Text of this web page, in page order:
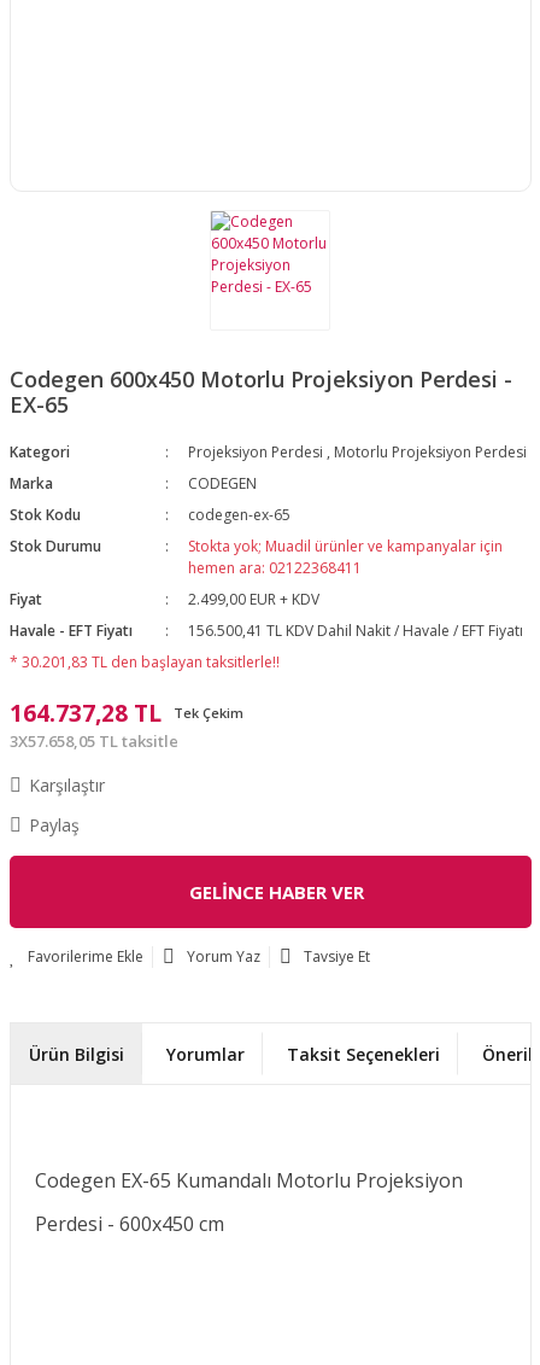
Codegen 600x450 Motorlu Projeksiyon Perdesi -
EX-65
Kategori Projeksiyon Perdesi , Motorlu Projeksiyon Perdesi
Marka
CODEGEN
Stok Kodu
codegen-ex-65
Stok Durumu
Stokta yok; Muadil ürünler ve kampanyalar için
hemen ara: 02122368411
Fiyat
2.499,00 EUR + KDV
Havale - EFT Fiyatı
156.500,41 TL KDV Dahil Nakit / Havale / EFT Fiyatı
* 30.201,83 TL den başlayan taksitlerle!!
164.737,28 TL Tek Çekim
3X57.658,05 TL taksitle
Karşılaştır
Paylaş
GELİNCE HABER VER
Yorum Yaz Tavsiye Et
Ürün Bilgisi Yorumlar Taksit Seçenekleri
Codegen EX-65 Kumandalı Motorlu Projeksiyon
Perdesi - 600x450 cm